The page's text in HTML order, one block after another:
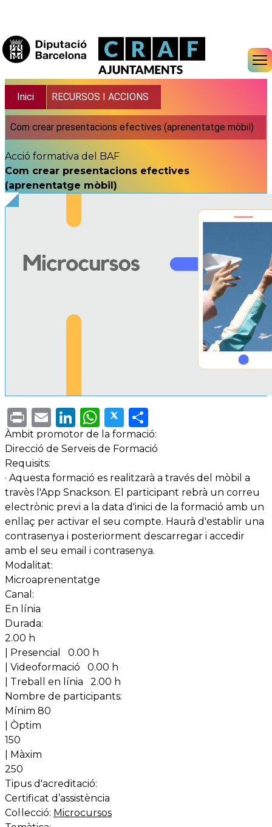
Vés al contingut
Fil d'ariadna
Inici RECURSOS I ACCIONS
Com crear presentacions efectives (aprenentatge mòbil)
Acció formativa del BAF
Com crear presentacions efectives
(aprenentatge mòbil)
PrintEmailLinkedIn
WhatsApp
Twitter
Àmbit promotor de la formació:
Direcció de Serveis de Formació
Requisits:
· Aquesta formació es realitzarà a través del mòbil a
travès l'App Snackson. El participant rebrà un correu
electrònic previ a la data d'inici de la formació amb un
enllaç per activar el seu compte. Haurà d'establir una
contrasenya i posteriorment descarregar i accedir
amb el seu email i contrasenya.
Modalitat:
Microaprenentatge
Canal:
En línia
Durada:
2.00 h
| Presencial
0.00 h
| Videoformació
0.00 h
| Treball en línia
2.00 h
Nombre de participants:
Mínim 80
| Òptim
150
| Màxim
250
Tipus d'acreditació:
Certificat d’assistència
Col·lecció: Microcursos